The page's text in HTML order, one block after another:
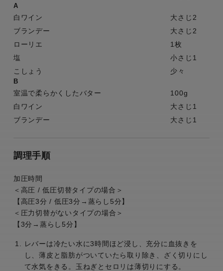
A
白ワイン
大さじ2
ブランデー
大さじ2
ローリエ
1枚
塩
小さじ1
こしょう
少々
B
室温で柔らかくしたバター
100g
白ワイン
大さじ1
ブランデー
大さじ1
調理手順
加圧時間
＜高圧 / 低圧切替タイプの場合＞
【高圧3分 / 低圧3分→蒸らし5分】
＜圧力切替がないタイプの場合＞
【3分→蒸らし5分】
レバーは冷たい水に3時間ほど浸し、充分に血抜きを
し、薄皮と脂肪がついていたら取り除き、ざく切りにし
て水気をきる。玉ねぎとセロリは薄切りにする。